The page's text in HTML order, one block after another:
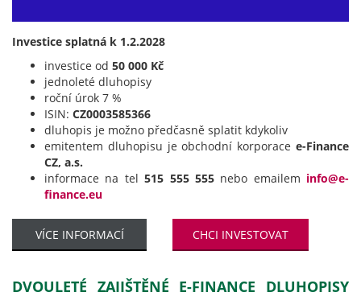
Investice splatná k 1.2.2028
investice od 50 000 Kč
jednoleté dluhopisy
roční úrok 7 %
ISIN: CZ0003585366
dluhopis je možno předčasně splatit kdykoliv
emitentem dluhopisu je obchodní korporace e-Finance
CZ, a.s.
informace na tel515 555 555nebo emailem info@e-
finance.eu
VÍCE INFORMACÍ CHCI INVESTOVAT
DVOULETÉ ZAJIŠTĚNÉ E-FINANCE DLUHOPISY